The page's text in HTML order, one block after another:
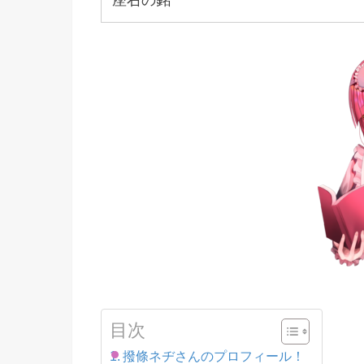
目次
撥條ネヂさんのプロフィール！